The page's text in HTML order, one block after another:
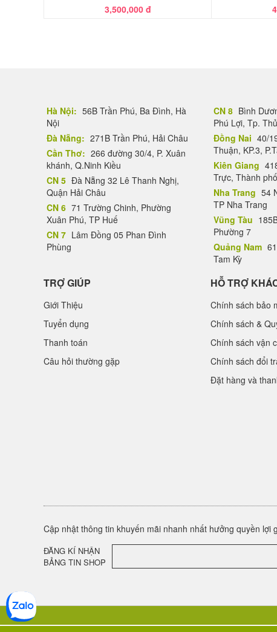
3,500,000 đ
Hà Nội: 56B Trần Phú, Ba Đình, Hà
Nội
Đà Nẵng: 271B Trần Phú, Hải Châu
Cần Thơ: 266 đường 30/4, P. Xuân
khánh, Q.Ninh Kiều
CN 5 Đà Nẵng 32 Lê Thanh Nghị,
Quận Hải Châu
CN 6 71 Trường Chinh, Phường
Xuân Phú, TP Huế
CN 7 Lâm Đồng 05 Phan Đình
Phùng
CN 8 Bình
Phú Lợi, Tp.
Đồng Nai 40/
Thuận, KP.3,
Kiên Giang
Trực, Thành
Nha Trang 54
TP Nha Trang
Vũng Tàu
Phường 7
Quảng Nam
Tam Kỳ
TRỢ GIÚP
Giới Thiệu
Tuyển dụng
Thanh toán
Câu hỏi thường gặp
HỖ TRỢ
Chính sách bảo
Chính sách &
Chính sách vận
Chính sách đổi
Đặt hàng và
Cập nhật thông tin khuyến mãi nhanh nhất hưởng quyền lợi
ĐĂNG KÍ NHẬN
BẢNG TIN SHOP